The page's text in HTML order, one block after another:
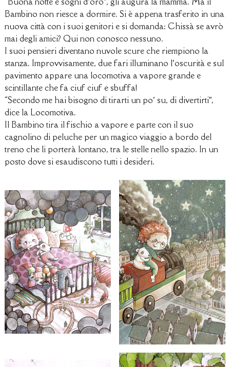
Bambino non riesce a dormire. Si è appena trasferito in una
nuova città con i suoi genitori e si domanda: Chissà se avrò
mai degli amici? Qui non conosco nessuno.
I suoi pensieri diventano nuvole scure che riempiono la
stanza. Improvvisamente, due fari illuminano l’oscurità e sul
pavimento appare una locomotiva a vapore grande e
scintillante che fa ciuf ciuf e sbuffa!
“Secondo me hai bisogno di tirarti un po’ su, di divertirti”,
dice la Locomotiva.
Il Bambino tira il fischio a vapore e parte con il suo
cagnolino di peluche per un magico viaggio a bordo del
treno che li porterà lontano, tra le stelle nello spazio. In un
posto dove si esaudiscono tutti i desideri.